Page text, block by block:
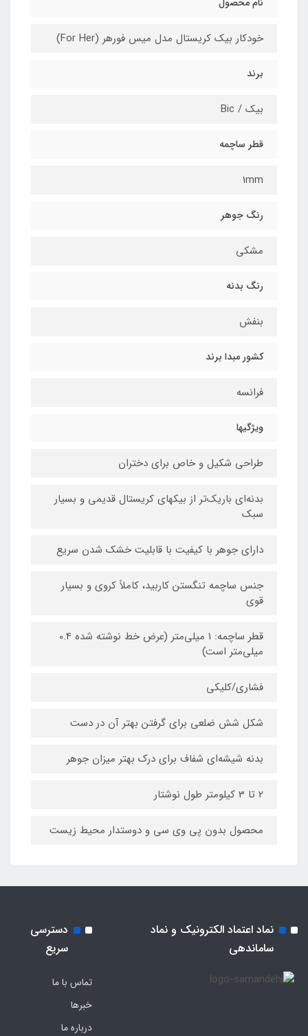
خودکار بیک کریستال مدل میس فورهر (For Her)
برند
بیک / Bic
قطر ساچمه
1mm
رنگ جوهر
مشکی
رنگ بدنه
بنفش
کشور مبدا برند
فرانسه
ویژگیها
طراحی شکیل و خاص برای دختران
بدنه‌ای باریک‌تر از بیکهای کریستال قدیمی و بسیار
سبک
دارای جوهر با کیفیت با قابلیت خشک شدن سریع
جنس ساچمه تنگستن کاربید، کاملاً کروی و بسیار
قوی
قطر ساچمه: 1 میلی‌متر (عرض خط نوشته شده 0.4
میلی‌متر است)
فشاری/کلیکی
شکل شش ضلعی برای گرفتن بهتر آن در دست
بدنه شیشه‌ای شفاف برای درک بهتر میزان جوهر
2 تا 3 کیلومتر طول نوشتار
محصول بدون پی وی سی و دوستدار محیط زیست
نماد اعتماد الکترونیک و نماد
ساماندهی
دسترسی
سریع
تماس با ما
خبرها
درباره ما